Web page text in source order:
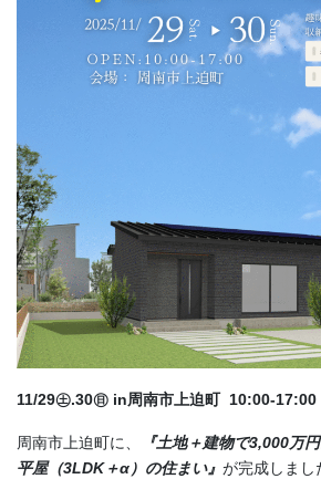
11/29㊏.30㊐ in周南市上迫町 10:00-17:00
周南市上迫町に、
『土地＋建物で3,000万
平屋（3LDK＋α）の住まい』 が完成しまし